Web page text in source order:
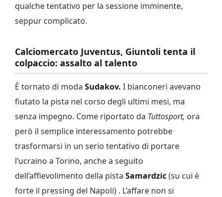
qualche tentativo per la sessione imminente,
seppur complicato.
Calciomercato Juventus, Giuntoli tenta il
colpaccio: assalto al talento
È tornato di moda Sudakov. I bianconeri avevano
fiutato la pista nel corso degli ultimi mesi, ma
senza impegno. Come riportato da Tuttosport, ora
però il semplice interessamento potrebbe
trasformarsi in un serio tentativo di portare
l’ucraino a Torino, anche a seguito
dell’affievolimento della pista Samardzic(su cui è
forte il pressing del Napoli) . L’affare non si